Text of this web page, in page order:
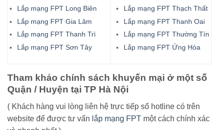
Lắp mạng FPT Long Biên
Lắp mạng FPT Gia Lâm
Lắp mạng FPT Thanh Trì
Lắp mạng FPT Sơn Tây
Lắp mạng FPT Thạch Thất
Lắp mạng FPT Thanh Oai
Lắp mạng FPT Thường Tín
Lắp mạng FPT Ứng Hòa
Tham khảo chính sách khuyến mại ở một số
Quận / Huyện tại TP Hà Nội
( Khách hàng vui lòng liên hệ trực tiếp số hotline có trên
website để được tư vấn lắp mạng FPT một cách chính xác